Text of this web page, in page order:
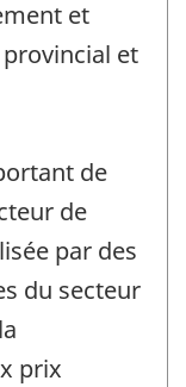
et
et
de
de
par des
du secteur
prix